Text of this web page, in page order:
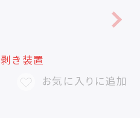
き装置
お気に入りに追加